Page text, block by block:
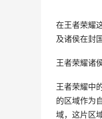
在王者荣耀
及诸侯在封
王者荣耀诸
王者荣耀中
的区域作为
域，这片区